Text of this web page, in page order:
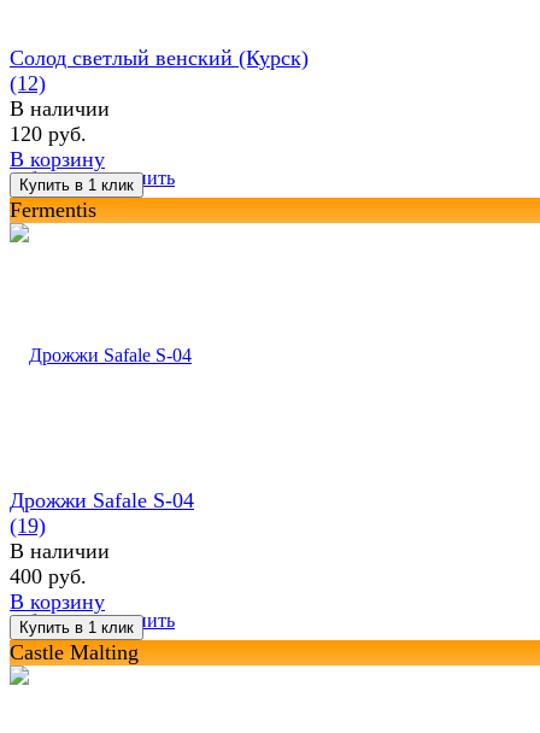
избранное сравнить
Солод светлый венский (Курск)
(12)
В наличии
120 руб.
В корзину
Fermentis
избранное сравнить
Дрожжи Safale S-04
(19)
В наличии
400 руб.
В корзину
Castle Malting